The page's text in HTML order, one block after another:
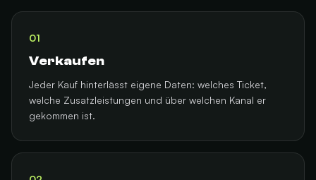
01
Verkaufen
Jeder Kauf hinterlässt eigene Daten: welches Ticket,
welche Zusatzleistungen und über welchen Kanal er
gekommen ist.